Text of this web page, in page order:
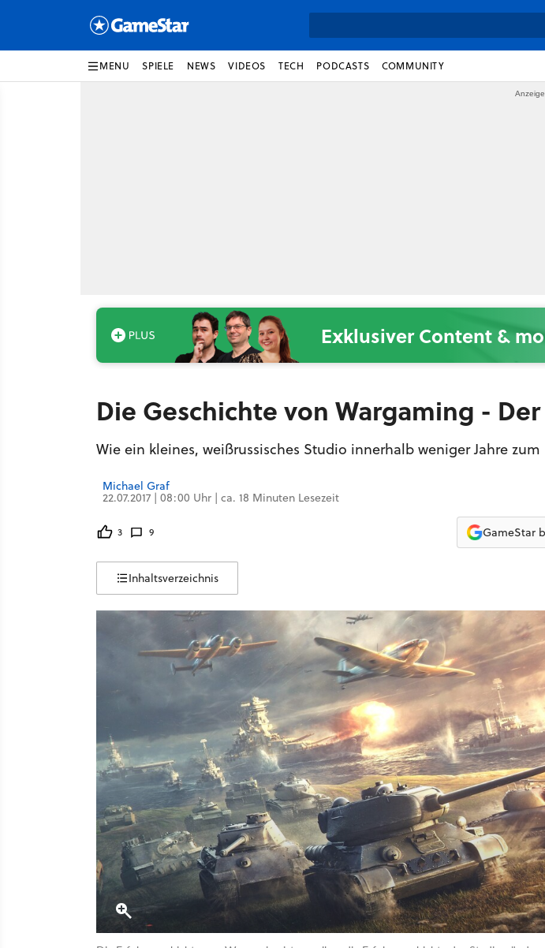
MENU SPIELE NEWS VIDEOS TECH PODCASTS COMMUNITY
Exklusiver Content &
Die Geschichte von Wargaming -
Wie ein kleines, weißrussisches Studio innerhalb weniger Jahre
Michael Graf
22.07.2017 | 08:00 Uhr | ca. 18 Minuten Lesezeit
3 9 GameStar
Inhaltsverzeichnis